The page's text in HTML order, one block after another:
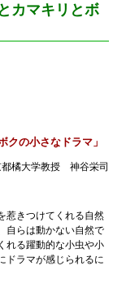
カマキリとボ
の小さなドラマ」
都橘大学教授 神谷栄司
惹きつけてくれる自然
自らは動かない自然で
れる躍動的な小虫や小
ドラマが感じられるに